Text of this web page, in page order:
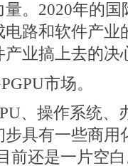
。 2020年的国
路和软件产业
业搞上去的决
市场。
、操作系统、
具有一些商用
前还是一片空